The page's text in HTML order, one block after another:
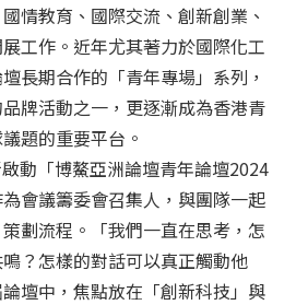
情教育、國際交流、創新創業、
工作。近年尤其著力於國際化工
長期合作的「青年專場」系列，
牌活動之一，更逐漸成為香港青
題的重要平台。
動「博鰲亞洲論壇青年論壇2024
會議籌委會召集人，與團隊一起
劃流程。「我們一直在思考，怎
？怎樣的對話可以真正觸動他
壇中，焦點放在「創新科技」與